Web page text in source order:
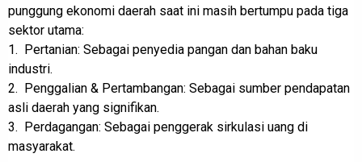
punggung ekonomi daerah saat ini masih bertumpu pada tiga
sektor utama:
1. Pertanian: Sebagai penyedia pangan dan bahan baku
industri.
2. Penggalian & Pertambangan: Sebagai sumber pendapatan
asli daerah yang signifikan.
3. Perdagangan: Sebagai penggerak sirkulasi uang di
masyarakat.